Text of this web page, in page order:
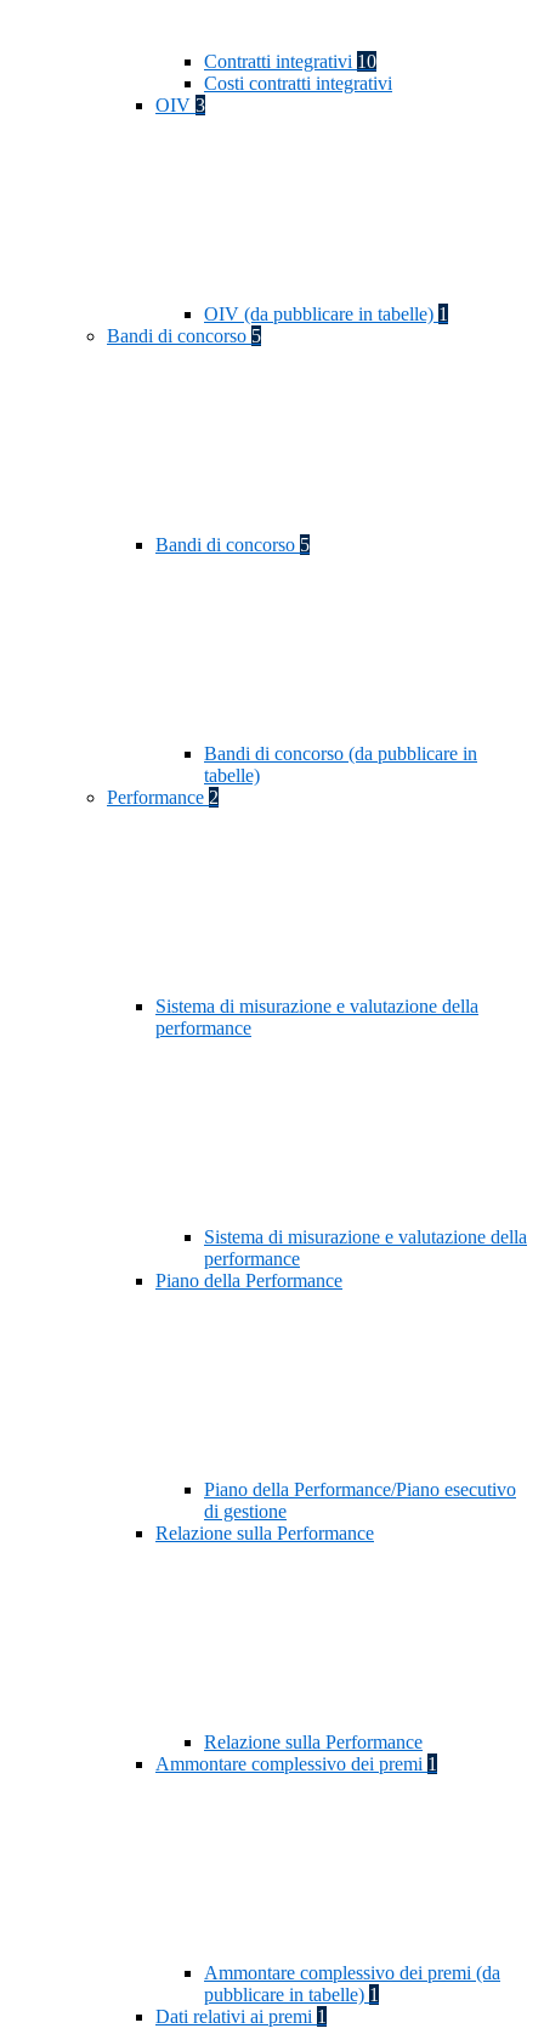
Contratti integrativi 10
Costi contratti integrativi
OIV 3
OIV (da pubblicare in tabelle) 1
Bandi di concorso 5
Bandi di concorso 5
Bandi di concorso (da pubblicare in
tabelle)
Performance 2
Sistema di misurazione e valutazione della
performance
Sistema di misurazione e valutazione della
performance
Piano della Performance
Piano della Performance/Piano esecutivo
di gestione
Relazione sulla Performance
Relazione sulla Performance
Ammontare complessivo dei premi 1
Ammontare complessivo dei premi (da
pubblicare in tabelle) 1
Dati relativi ai premi 1